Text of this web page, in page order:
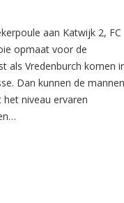
aan Katwijk 2, FC
opmaat voor de
als Vredenburch komen
Dan kunnen de mannen
niveau ervaren